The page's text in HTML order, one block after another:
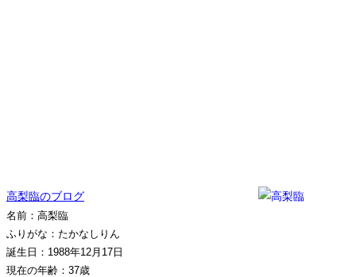
高梨臨のブログ
名前：高梨臨
ふりがな：たかなしりん
誕生日：1988年12月17日
現在の年齢：37歳